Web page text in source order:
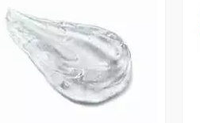
Vista Previa